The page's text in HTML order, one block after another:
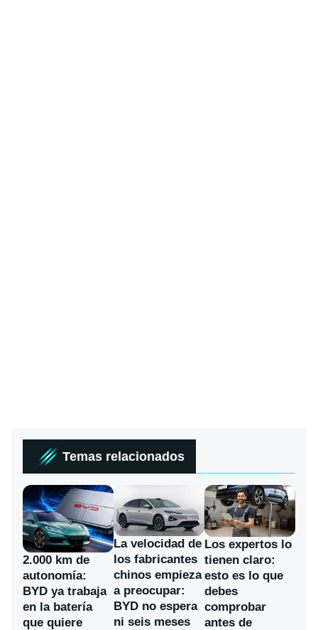
Temas relacionados
2.000 km de
autonomía:
BYD ya trabaja
en la batería
que quiere
La velocidad de
los fabricantes
chinos empieza
a preocupar:
BYD no espera
ni seis meses
Los expertos lo
tienen claro:
esto es lo que
debes
comprobar
antes de